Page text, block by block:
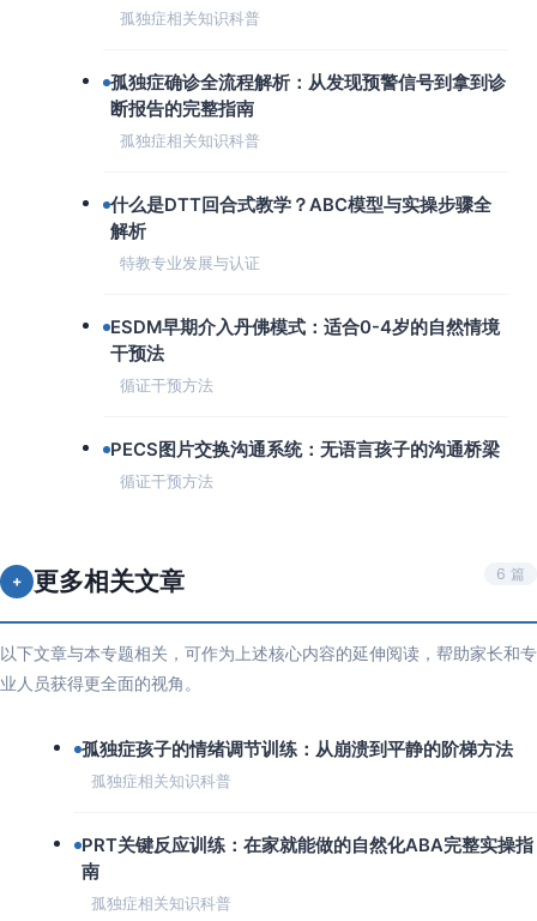
孤独症相关知识科普
孤独症确诊全流程解析：从发现预警信号到拿到诊
断报告的完整指南
孤独症相关知识科普
什么是DTT回合式教学？ABC模型与实操步骤全
解析
特教专业发展与认证
ESDM早期介入丹佛模式：适合0-4岁的自然情境
干预法
循证干预方法
PECS图片交换沟通系统：无语言孩子的沟通桥梁
循证干预方法
+ 更多相关文章 6 篇
以下文章与本专题相关，可作为上述核心内容的延伸阅读，帮助家长和专
业人员获得更全面的视角。
孤独症孩子的情绪调节训练：从崩溃到平静的阶梯方法
孤独症相关知识科普
PRT关键反应训练：在家就能做的自然化ABA完整实操指
南
孤独症相关知识科普